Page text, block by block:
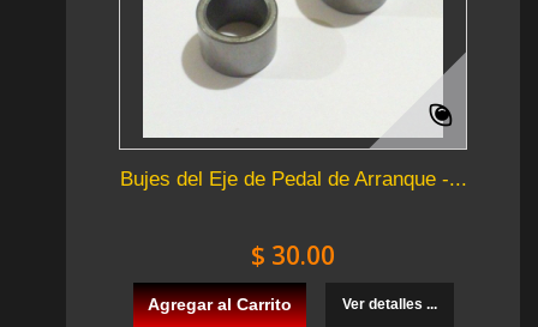
Bujes del Eje de Pedal de Arranque -...
$ 30.00
Agregar al Carrito Ver detalles ...